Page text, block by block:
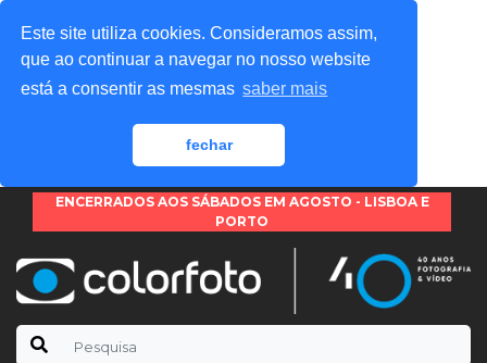
Este site utiliza cookies. Consideramos assim,
que ao continuar a navegar no nosso website
está a consentir as mesmas saber mais
fechar
ENCERRADOS AOS SÁBADOS EM AGOSTO - LISBOA E
PORTO